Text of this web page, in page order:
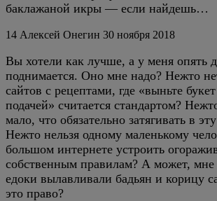
баклажаной икры — если найдешь…
14 Алексей Онегин 30 ноября 2018
Вы хотели как лучше, а у меня опять
поднимается. Оно мне надо? Нежто
сайтов с рецептами, где «выньте
подачей» считается стандартом?
мало, что обязательно затягивать в
Нежто нельзя одному маленькому
большом интернете устроить
собственным правилам? А может, мне
едоки вылавливали бадьян и корицу
это право?